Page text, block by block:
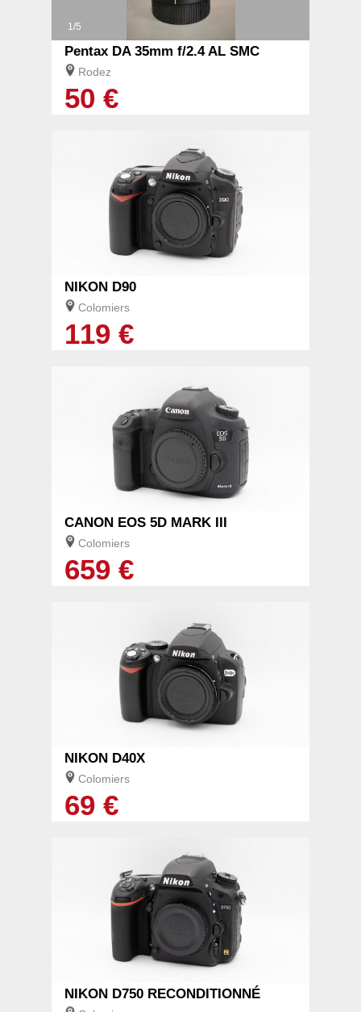
1/5
Pentax DA 35mm f/2.4 AL SMC
Rodez
50 €
NIKON D90
Colomiers
119 €
CANON EOS 5D MARK III
Colomiers
659 €
NIKON D40X
Colomiers
69 €
NIKON D750 RECONDITIONNÉ